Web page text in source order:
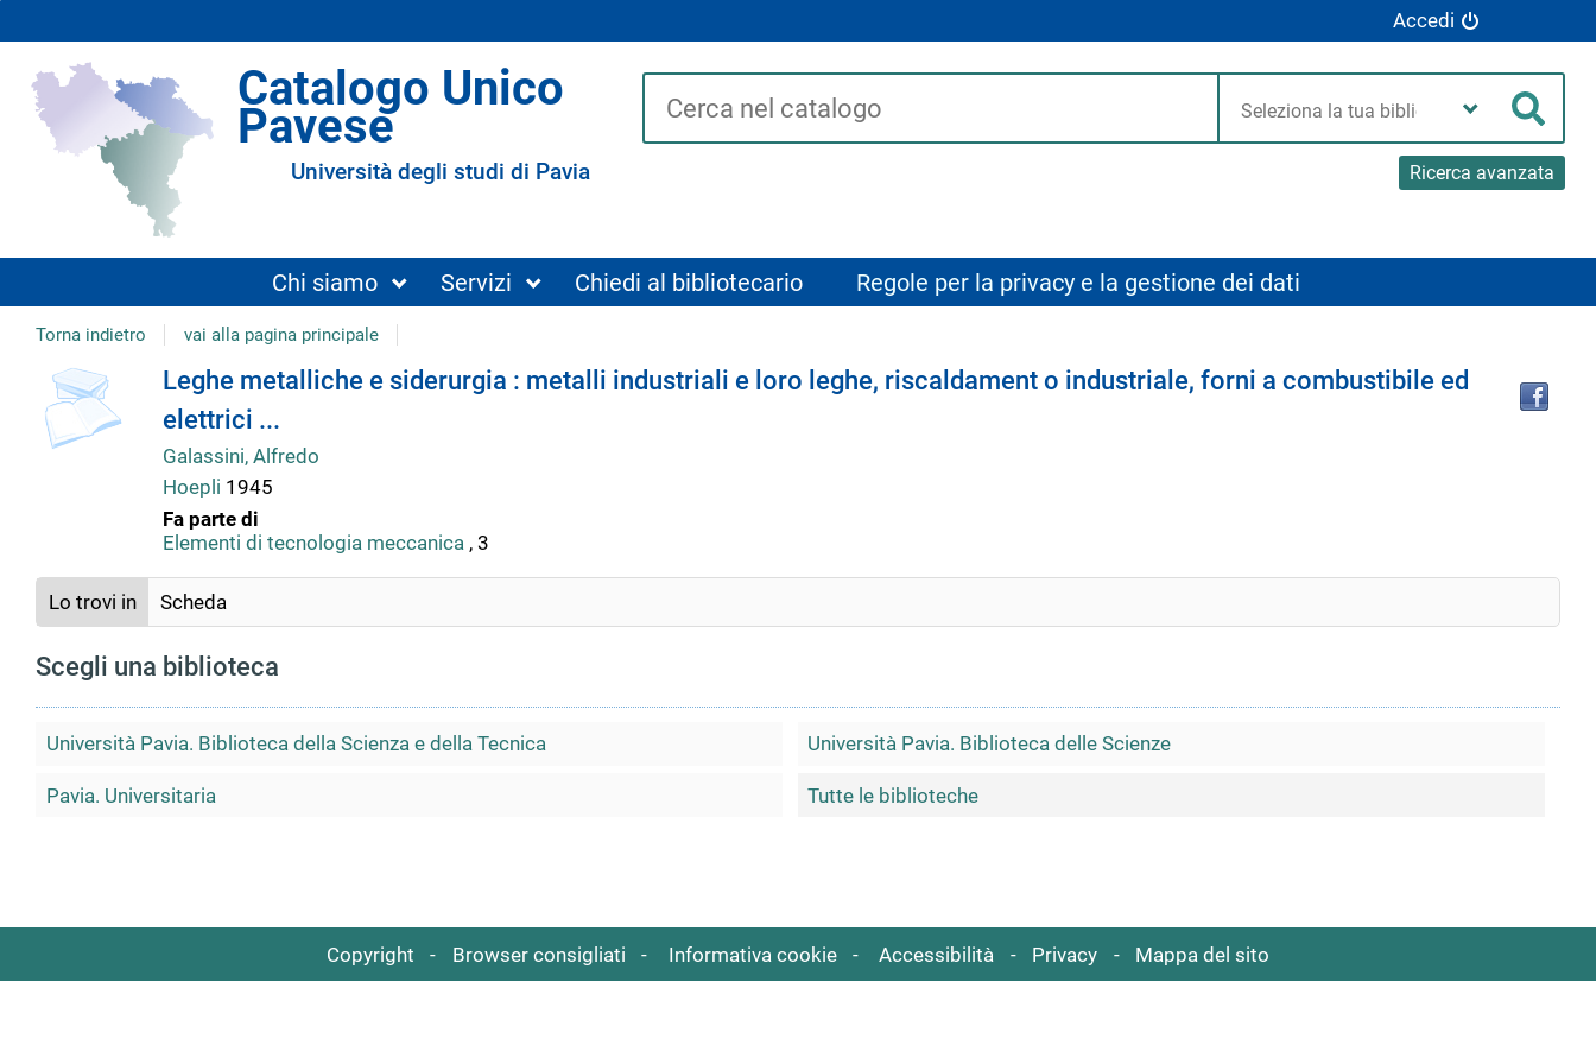
Accedi
Catalogo Unico
Pavese
Università degli studi di Pavia
Cerca su "Catalogo"
Cerca
Ricerca avanzata
Chi siamo Servizi Chiedi al bibliotecario Regole per la privacy e la gestione dei dati
Torna indietro vai alla pagina principale
Dettaglio
del
documento
copertina
Leghe metalliche e siderurgia : metalli industriali e loro leghe, riscaldament o industriale, forni a combustibile ed
elettrici ...
Galassini, Alfredo
Hoepli 1945
Fa parte di
Elementi di tecnologia meccanica, 3
Lo trovi in Scheda
Scegli una biblioteca
Università Pavia. Biblioteca della Scienza e della Tecnica Università Pavia. Biblioteca delle Scienze
Pavia. Universitaria Tutte le biblioteche
Copyright Browser consigliati Informativa cookie Accessibilità Privacy Mappa del sito